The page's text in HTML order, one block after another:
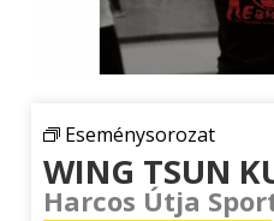
Eseménysorozat
WING TSUN
Harcos Útja